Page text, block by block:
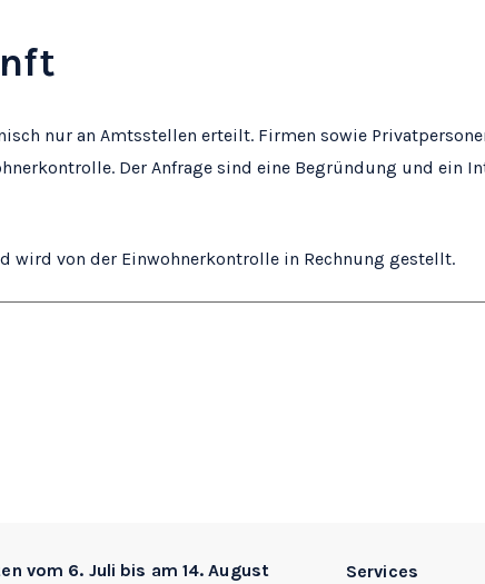
nur an Amtsstellen erteilt. Firmen sowie
Der Anfrage sind eine Begründung und ein
wird von der Einwohnerkontrolle in Rechnung gestellt.
vom 6. Juli bis am 14. August
Services